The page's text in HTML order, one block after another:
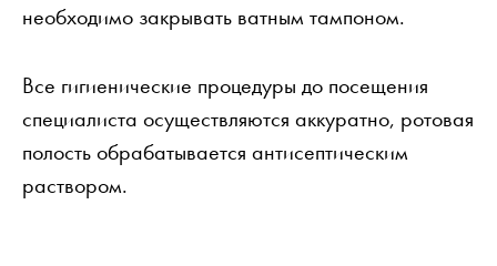
необходимо закрывать ватным тампоном.
Все гигиенические процедуры до посещения
специалиста осуществляются аккуратно, ротовая
полость обрабатывается антисептическим
раствором.